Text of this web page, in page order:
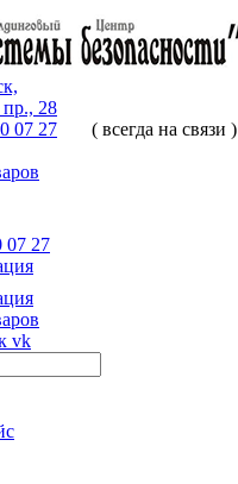
28
07 27
( всегда на связи )
07 27
vk